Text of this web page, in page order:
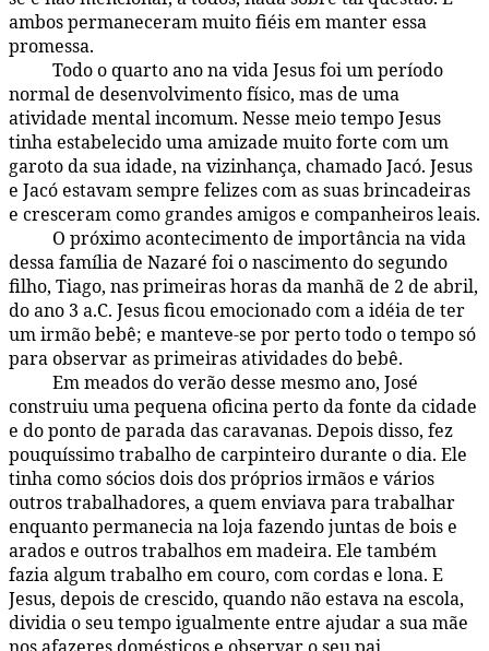
ambos permaneceram muito fiéis em manter essa
promessa.
123:1.4Todo o quarto ano na vida Jesus foi um período
normal de desenvolvimento físico, mas de uma
atividade mental incomum. Nesse meio tempo Jesus
tinha estabelecido uma amizade muito forte com um
garoto da sua idade, na vizinhança, chamado Jacó. Jesus
e Jacó estavam sempre felizes com as suas brincadeiras
e cresceram como grandes amigos e companheiros leais.
O próximo acontecimento de importância na vida
dessa família de Nazaré foi o nascimento do segundo
filho, Tiago, nas primeiras horas da manhã de 2 de abril,
do ano 3 a.C. Jesus ficou emocionado com a idéia de ter
um irmão bebê; e manteve-se por perto todo o tempo só
para observar as primeiras atividades do bebê.
Em meados do verão desse mesmo ano, José
construiu uma pequena oficina perto da fonte da cidade
e do ponto de parada das caravanas. Depois disso, fez
pouquíssimo trabalho de carpinteiro durante o dia. Ele
tinha como sócios dois dos próprios irmãos e vários
outros trabalhadores, a quem enviava para trabalhar
enquanto permanecia na loja fazendo juntas de bois e
arados e outros trabalhos em madeira. Ele também
fazia algum trabalho em couro, com cordas e lona. E
Jesus, depois de crescido, quando não estava na escola,
dividia o seu tempo igualmente entre ajudar a sua mãe